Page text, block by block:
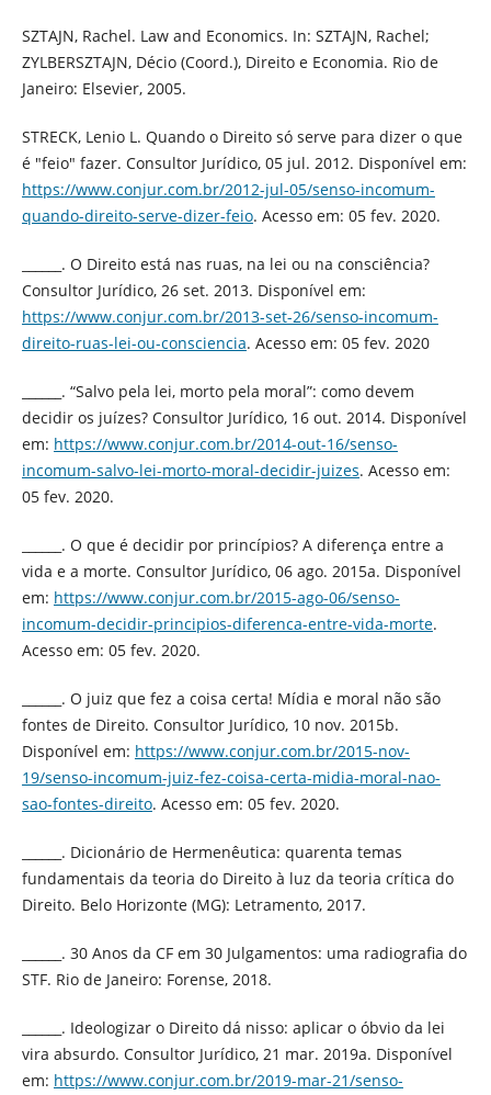
SZTAJN, Rachel. Law and Economics. In: SZTAJN, Rachel;
ZYLBERSZTAJN, Décio (Coord.), Direito e Economia. Rio de
Janeiro: Elsevier, 2005.
STRECK, Lenio L. Quando o Direito só serve para dizer o que
é "feio" fazer. Consultor Jurídico, 05 jul. 2012. Disponível em:
https://www.conjur.com.br/2012-jul-05/senso-incomum-
quando-direito-serve-dizer-feio. Acesso em: 05 fev. 2020.
______. O Direito está nas ruas, na lei ou na consciência?
Consultor Jurídico, 26 set. 2013. Disponível em:
https://www.conjur.com.br/2013-set-26/senso-incomum-
direito-ruas-lei-ou-consciencia. Acesso em: 05 fev. 2020
______. “Salvo pela lei, morto pela moral”: como devem
decidir os juízes? Consultor Jurídico, 16 out. 2014. Disponível
em: https://www.conjur.com.br/2014-out-16/senso-
incomum-salvo-lei-morto-moral-decidir-juizes. Acesso em:
05 fev. 2020.
______. O que é decidir por princípios? A diferença entre a
vida e a morte. Consultor Jurídico, 06 ago. 2015a. Disponível
em: https://www.conjur.com.br/2015-ago-06/senso-
incomum-decidir-principios-diferenca-entre-vida-morte.
Acesso em: 05 fev. 2020.
______. O juiz que fez a coisa certa! Mídia e moral não são
fontes de Direito. Consultor Jurídico, 10 nov. 2015b.
Disponível em: https://www.conjur.com.br/2015-nov-
19/senso-incomum-juiz-fez-coisa-certa-midia-moral-nao-
sao-fontes-direito. Acesso em: 05 fev. 2020.
______. Dicionário de Hermenêutica: quarenta temas
fundamentais da teoria do Direito à luz da teoria crítica do
Direito. Belo Horizonte (MG): Letramento, 2017.
______. 30 Anos da CF em 30 Julgamentos: uma radiografia do
STF. Rio de Janeiro: Forense, 2018.
______. Ideologizar o Direito dá nisso: aplicar o óbvio da lei
vira absurdo. Consultor Jurídico, 21 mar. 2019a. Disponível
em: https://www.conjur.com.br/2019-mar-21/senso-